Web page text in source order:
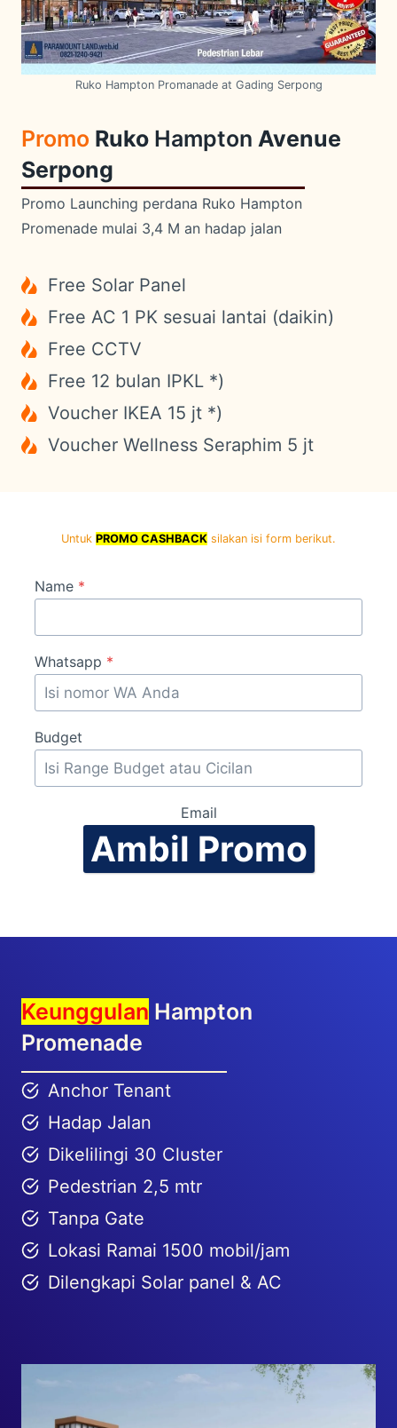
Ruko Hampton Promanade at Gading Serpong
Promo Ruko Hampton Avenue
Serpong
Promo Launching perdana Ruko Hampton
Promenade mulai 3,4 M an hadap jalan
Free Solar Panel
Free AC 1 PK sesuai lantai (daikin)
Free CCTV
Free 12 bulan IPKL *)
Voucher IKEA 15 jt *)
Voucher Wellness Seraphim 5 jt
Untuk PROMO CASHBACK silakan isi form berikut.
Name *
Whatsapp *
Budget
Email
Ambil Promo
Keunggulan Hampton
Promenade
Anchor Tenant
Hadap Jalan
Dikelilingi 30 Cluster
Pedestrian 2,5 mtr
Tanpa Gate
Lokasi Ramai 1500 mobil/jam
Dilengkapi Solar panel & AC